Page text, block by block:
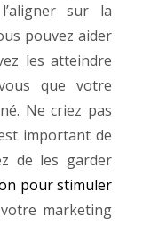
sur la
pouvez aider
les atteindre
que votre
Ne criez pas
est important de
de les garder
pour stimuler
marketing